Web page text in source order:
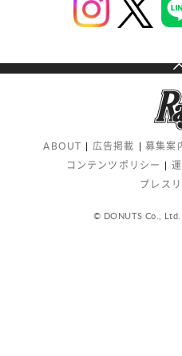
ABOUT 広告掲載 募集案
コンテンツポリシー
プレス
© DONUTS Co.,